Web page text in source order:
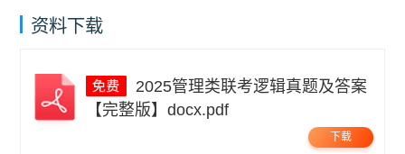
资料下载
【完整版】docx.pdf
下载